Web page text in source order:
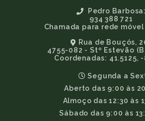
Pedro Barbosa:
934 388 721
Chamada para rede
Rua de Bouçós,
4755-082 - Stº Estevão
Coordenadas: 41.5125, -
Segunda a
Aberto das 9:00 às
Almoço das 12:30 às
Sábado das 9:00 às